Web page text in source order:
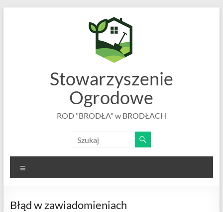
Stowarzyszenie
Ogrodowe
ROD "BRODŁA" w BRODŁACH
Błąd w zawiadomieniach